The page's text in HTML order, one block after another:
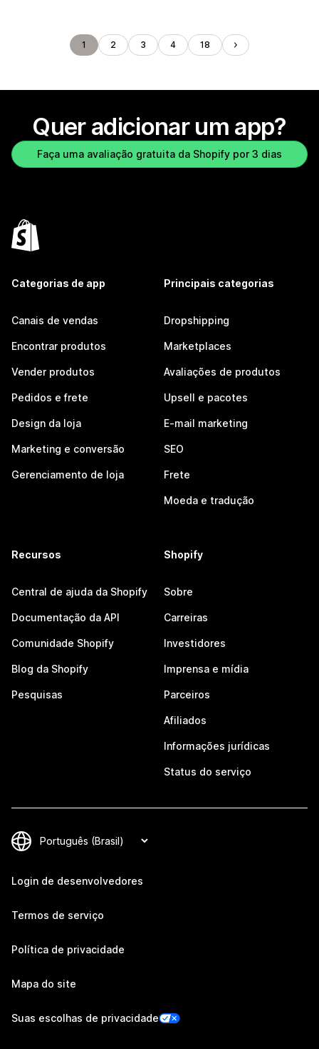
1 2 3 4 18
Quer adicionar um app?
Faça uma avaliação gratuita da Shopify por 3 dias
Categorias de app
Canais de vendas
Encontrar produtos
Vender produtos
Pedidos e frete
Design da loja
Marketing e conversão
Gerenciamento de loja
Principais categorias
Dropshipping
Marketplaces
Avaliações de produtos
Upsell e pacotes
E-mail marketing
SEO
Frete
Moeda e tradução
Recursos
Central de ajuda da Shopify
Documentação da API
Comunidade Shopify
Blog da Shopify
Pesquisas
Shopify
Sobre
Carreiras
Investidores
Imprensa e mídia
Parceiros
Afiliados
Informações jurídicas
Status do serviço
Login de desenvolvedores
Termos de serviço
Política de privacidade
Mapa do site
Suas escolhas de privacidade